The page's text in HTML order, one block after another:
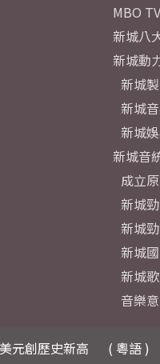
元創歷史新高
( 粵語 )
MBO TV
新城八
新城動
新城
新城
新城
新城音
成立
新城
新城
新城
新城
音樂